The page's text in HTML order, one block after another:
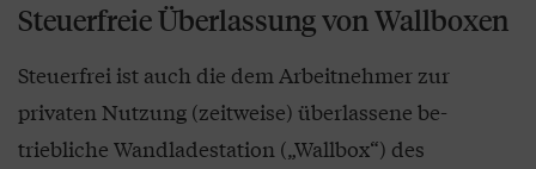
Steuerfreie Überlassung von Wallboxen
Steuerfrei ist auch die dem Arbeitnehmer zur
privaten Nutzung (zeitweise) überlassene be­
triebliche Wandladestation („Wallbox“) des